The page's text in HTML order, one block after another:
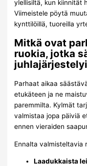
ylellisiltä, kun kiinnität
Viimeistele pöytä
kynttilöillä, tuoreilla
Mitkä ovat
ruokia, jotka
Parhaat aikaa
etukäteen ja ne
paremmilta. Kylmät
valmistaa jopa päiviä
ennen vieraiden
Ennalta valmisteltavia
Laadukkaista